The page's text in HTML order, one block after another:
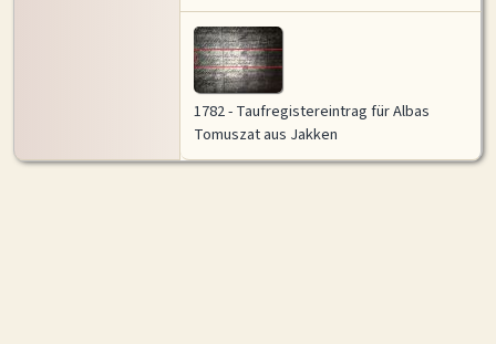
Historische Karte
1782 - Taufregistereintrag für Albas
Tomuszat aus Jakken